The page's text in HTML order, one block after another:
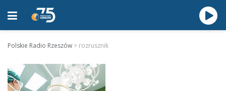
Polskie Radio Rzeszów > rozrusznik